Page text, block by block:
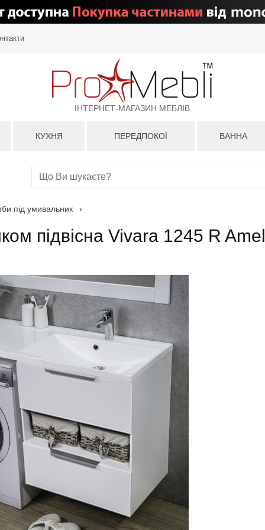
ІНТЕРНЕТ-МАГАЗИН МЕБЛІВ
КУХНЯ ПЕРЕДПОКОЇ ВАННА
під умивальник ›
підвісна Vivara 1245 R